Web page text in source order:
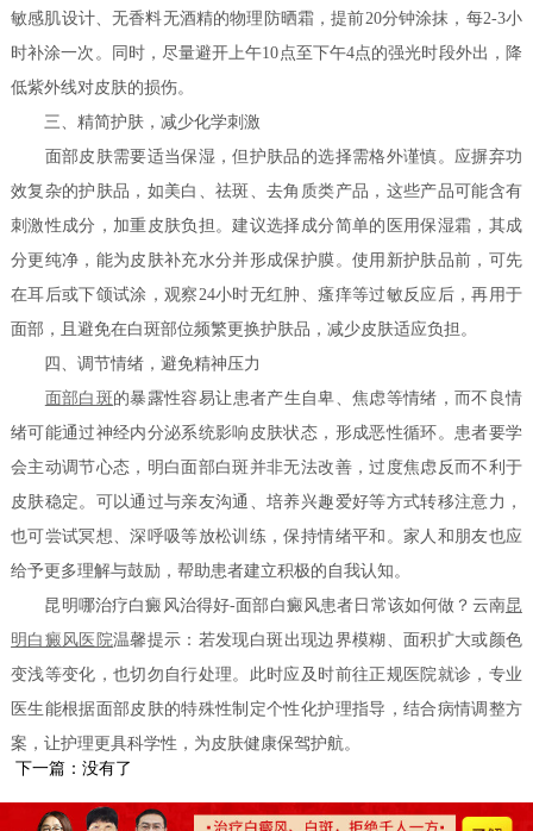
敏感肌设计、无香料无酒精的物理防晒霜，提前20分钟涂抹，每2-3小
时补涂一次。同时，尽量避开上午10点至下午4点的强光时段外出，降
低紫外线对皮肤的损伤。
三、精简护肤，减少化学刺激
面部皮肤需要适当保湿，但护肤品的选择需格外谨慎。应摒弃功
效复杂的护肤品，如美白、祛斑、去角质类产品，这些产品可能含有
刺激性成分，加重皮肤负担。建议选择成分简单的医用保湿霜，其成
分更纯净，能为皮肤补充水分并形成保护膜。使用新护肤品前，可先
在耳后或下颌试涂，观察24小时无红肿、瘙痒等过敏反应后，再用于
面部，且避免在白斑部位频繁更换护肤品，减少皮肤适应负担。
四、调节情绪，避免精神压力
面部白斑的暴露性容易让患者产生自卑、焦虑等情绪，而不良情
绪可能通过神经内分泌系统影响皮肤状态，形成恶性循环。患者要学
会主动调节心态，明白面部白斑并非无法改善，过度焦虑反而不利于
皮肤稳定。可以通过与亲友沟通、培养兴趣爱好等方式转移注意力，
也可尝试冥想、深呼吸等放松训练，保持情绪平和。家人和朋友也应
给予更多理解与鼓励，帮助患者建立积极的自我认知。
昆明哪治疗白癜风治得好-面部白癜风患者日常该如何做？云南昆
明白癜风医院温馨提示：若发现白斑出现边界模糊、面积扩大或颜色
变浅等变化，也切勿自行处理。此时应及时前往正规医院就诊，专业
医生能根据面部皮肤的特殊性制定个性化护理指导，结合病情调整方
案，让护理更具科学性，为皮肤健康保驾护航。
下一篇：没有了